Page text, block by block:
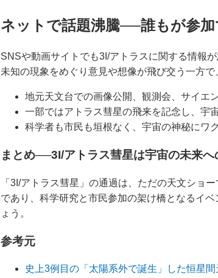
ネットで話題沸騰──誰もが参
SNSや動画サイトでも3I/アトラスに関する情報
未知の現象をめぐり意見や想像が飛び交う一方
地元天文台での画像公開、観測会、サイエ
一部ではアトラス彗星の飛来を記念し、宇
科学者も市民も垣根なく、宇宙の神秘にワ
まとめ──3I/アトラス彗星は宇宙の未来へ
「3I/アトラス彗星」の通過は、ただの天文ショー
であり、科学研究と市民参加の架け橋となるイ
ょう。
参考元
史上3例目の「太陽系外で誕生」した恒星